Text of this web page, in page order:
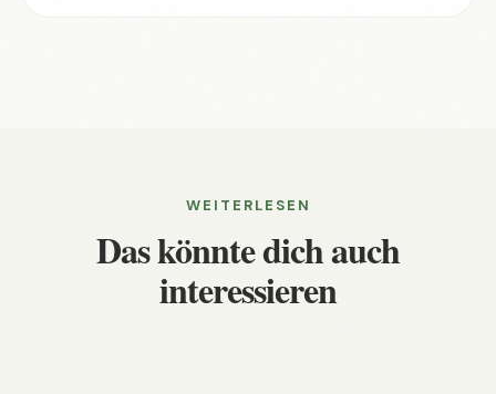
WEITERLESEN
Das könnte dich auch
interessieren